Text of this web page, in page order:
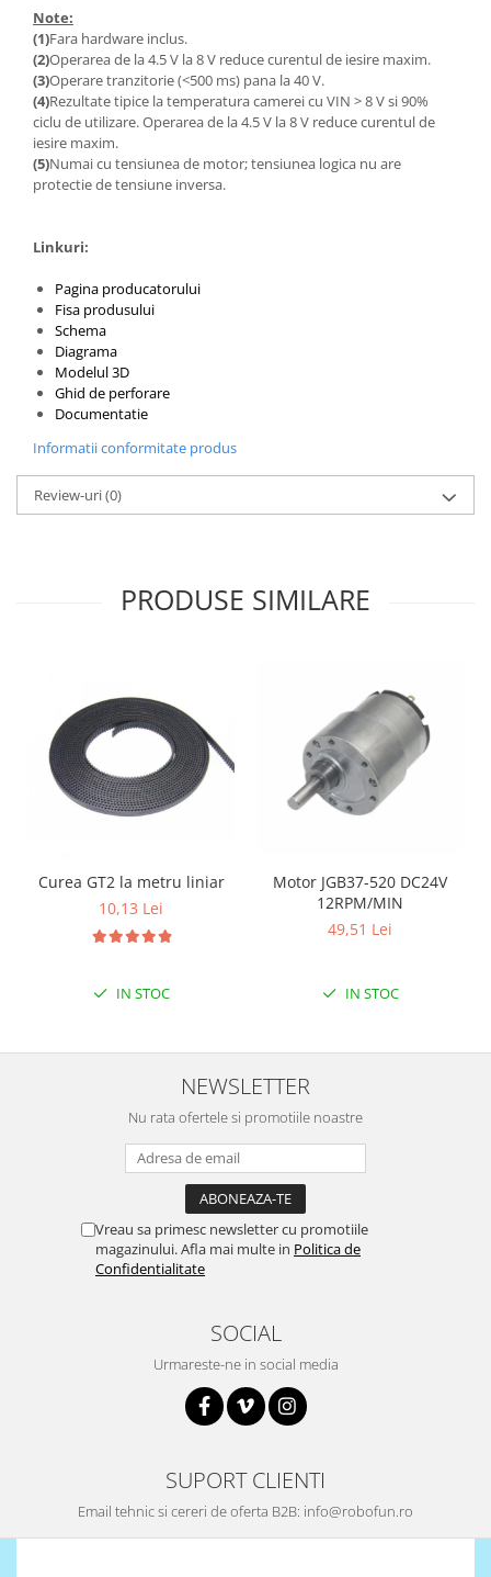
DC
Servo
Stepper
Encoder
Mecanice
Motoare
Motor 37D
Motoreductor plastic
Stepper
Sub-Micro
Tamiya
Sasiu
Platforme de dezvoltare
Android
ARM
Platforme de dezvoltare
Giroscop
Note:
(1)Fara hardware inclus.
(2)Operarea de la 4.5 V la 8 V reduce curentul de iesire maxim.
(3)Operare tranzitorie (<500 ms) pana la 40 V.
(4)Rezultate tipice la temperatura camerei cu VIN > 8 V si 90%
ciclu de utilizare. Operarea de la 4.5 V la 8 V reduce curentul de
iesire maxim.
(5)Numai cu tensiunea de motor; tensiunea logica nu are
protectie de tensiune inversa.
Linkuri:
Pagina producatorului
Fisa produsului
Schema
Diagrama
Modelul 3D
Ghid de perforare
Documentatie
Informatii conformitate produs
Review-uri(0)
PRODUSE SIMILARE
Curea GT2 la metru liniar
10,13 Lei
IN STOC
Motor JGB37-520 DC24V
12RPM/MIN
49,51 Lei
IN STOC
NEWSLETTER
Nu rata ofertele si promotiile noastre
Vreau sa primesc newsletter cu promotiile
magazinului. Afla mai multe in Politica de
Confidentialitate
SOCIAL
Urmareste-ne in social media
SUPORT CLIENTI
Email tehnic si cereri de oferta B2B: info@robofun.ro